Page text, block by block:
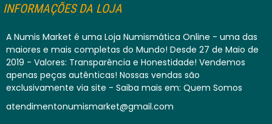
INFORMAÇÕES DA LOJA
A Numis Market é uma Loja Numismática Online - uma das
maiores e mais completas do Mundo! Desde 27 de Maio de
2019 - Valores: Transparência e Honestidade! Vendemos
apenas peças autênticas! Nossas vendas são
exclusivamente via site - Saiba mais em: Quem Somos
atendimentonumismarket@gmail.com